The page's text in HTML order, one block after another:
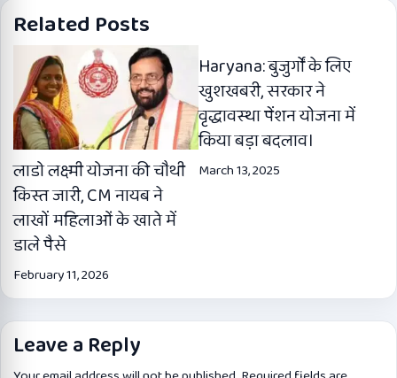
Related Posts
लाडो लक्ष्मी योजना की चौथी
किस्त जारी, CM नायब ने
लाखों महिलाओं के खाते में
डाले पैसे
February 11, 2026
Haryana: बुजुर्गों के लिए
खुशखबरी, सरकार ने
वृद्धावस्था पेंशन योजना में
किया बड़ा बदलाव।
March 13, 2025
Leave a Reply